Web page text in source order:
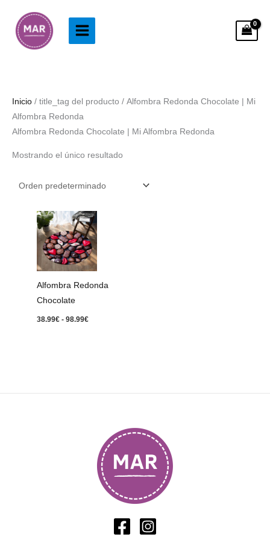
contenido
Inicio / title_tag del producto / Alfombra Redonda Chocolate | Mi
Alfombra Redonda
Alfombra Redonda Chocolate | Mi Alfombra Redonda
Mostrando el único resultado
Alfombra Redonda
Chocolate
38.99€ - 98.99€
Rango
de
precios:
desde
38.99€
hasta
98.99€